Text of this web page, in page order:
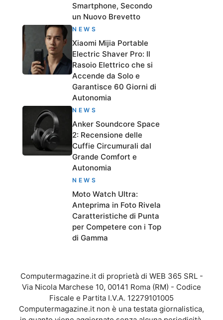
Smartphone, Secondo
un Nuovo Brevetto
NEWS
Xiaomi Mijia Portable
Electric Shaver Pro: Il
Rasoio Elettrico che si
Accende da Solo e
Garantisce 60 Giorni di
Autonomia
NEWS
Anker Soundcore Space
2: Recensione delle
Cuffie Circumurali dal
Grande Comfort e
Autonomia
NEWS
Moto Watch Ultra:
Anteprima in Foto Rivela
Caratteristiche di Punta
per Competere con i Top
di Gamma
Computermagazine.it di proprietà di WEB 365 SRL -
Via Nicola Marchese 10, 00141 Roma (RM) - Codice
Fiscale e Partita I.V.A. 12279101005
Computermagazine.it non è una testata giornalistica,